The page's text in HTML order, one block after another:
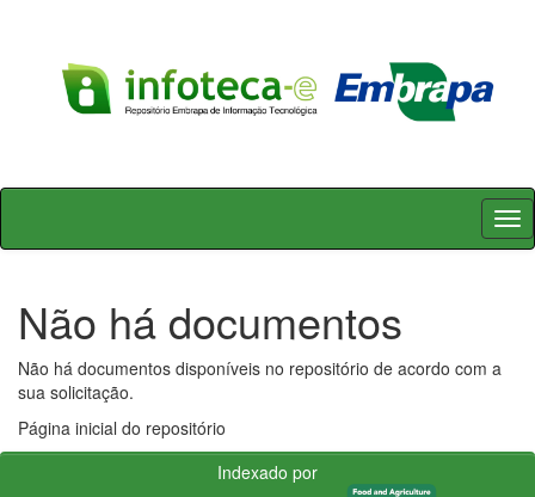
Skip
Não há documentos
Não há documentos disponíveis no repositório de acordo com a
sua solicitação.
Página inicial do repositório
Indexado por